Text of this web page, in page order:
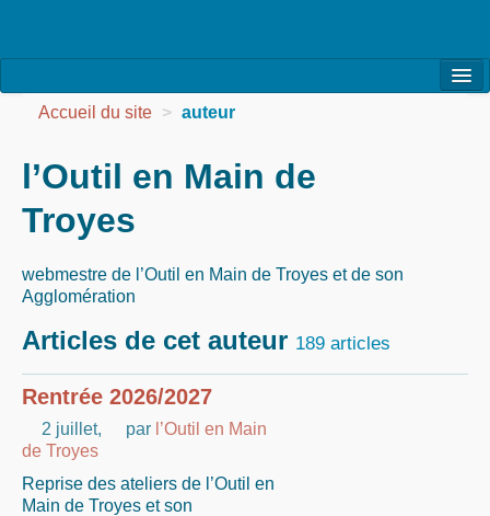
l’Association
les Evénements
les Réalisations
Agenda
Contact
Accueil du site > auteur
l’Outil en Main de
Troyes
webmestre de l’Outil en Main de Troyes et de son
Agglomération
Articles de cet auteur 189 articles
Rentrée 2026/2027
2 juillet, par l’Outil en Main
de Troyes
Reprise des ateliers de l’Outil en
Main de Troyes et son